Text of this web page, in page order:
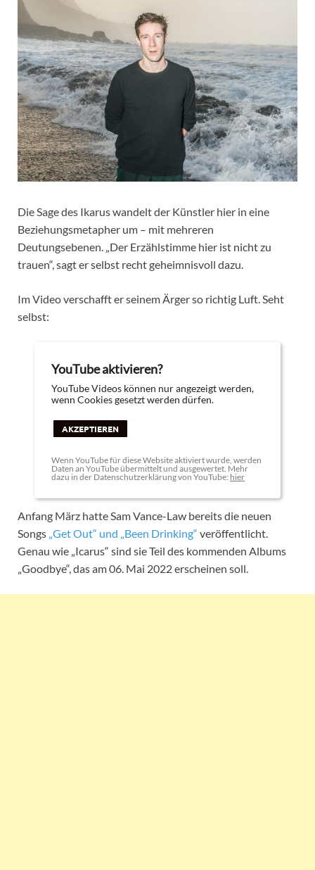
Die Sage des Ikarus wandelt der Künstler hier in eine
Beziehungsmetapher um – mit mehreren
Deutungsebenen. „Der Erzählstimme hier ist nicht zu
trauen“, sagt er selbst recht geheimnisvoll dazu.
Im Video verschafft er seinem Ärger so richtig Luft. Seht
selbst:
YouTube aktivieren?
YouTube Videos können nur angezeigt werden,
wenn Cookies gesetzt werden dürfen.
AKZEPTIEREN
Wenn YouTube für diese Website aktiviert wurde, werden
Daten an YouTube übermittelt und ausgewertet. Mehr
dazu in der Datenschutzerklärung von YouTube: hier
Anfang März hatte Sam Vance-Law bereits die neuen
Songs „Get Out“ und „Been Drinking“ veröffentlicht.
Genau wie „Icarus“ sind sie Teil des kommenden Albums
„Goodbye“, das am 06. Mai 2022 erscheinen soll.